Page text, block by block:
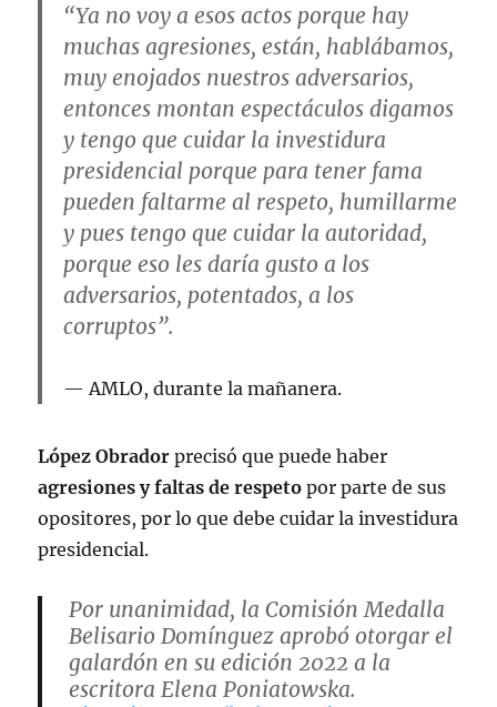
“Ya no voy a esos actos porque hay
muchas agresiones, están, hablábamos,
muy enojados nuestros adversarios,
entonces montan espectáculos digamos
y tengo que cuidar la investidura
presidencial porque para tener fama
pueden faltarme al respeto, humillarme
y pues tengo que cuidar la autoridad,
porque eso les daría gusto a los
adversarios, potentados, a los
corruptos”.
AMLO, durante la mañanera.
López Obrador precisó que puede haber
agresiones y faltas de respeto por parte de sus
opositores, por lo que debe cuidar la investidura
presidencial.
Por unanimidad, la Comisión Medalla
Belisario Domínguez aprobó otorgar el
galardón en su edición 2022 a la
escritora Elena Poniatowska.